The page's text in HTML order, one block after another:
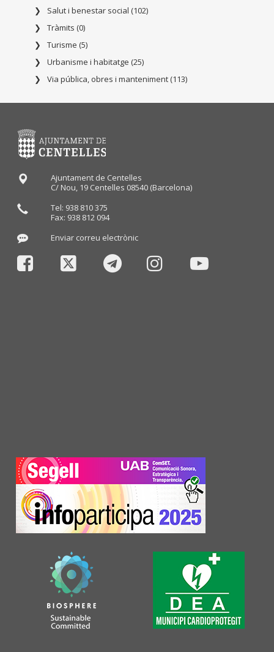
Salut i benestar social (102)
Tràmits (0)
Turisme (5)
Urbanisme i habitatge (25)
Via pública, obres i manteniment (113)
Ajuntament de Centelles
C/ Nou, 19 Centelles 08540 (Barcelona)
Tel: 938 810 375
Fax: 938 812 094
Enviar correu electrònic